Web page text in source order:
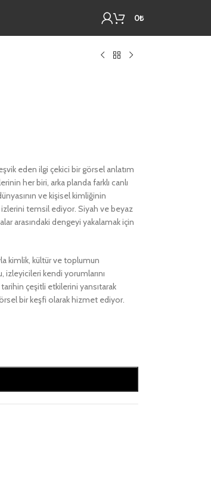
0₺
eden ilgi çekici bir görsel anlatım
her biri, arka planda farklı canlı
ve kişisel kimliğinin
izlerini temsil ediyor. Siyah ve beyaz
arasındaki dengeyi yakalamak için
kimlik, kültür ve toplumun
izleyicileri kendi yorumlarını
çeşitli etkilerini yansıtarak
bir keşfi olarak hizmet ediyor.